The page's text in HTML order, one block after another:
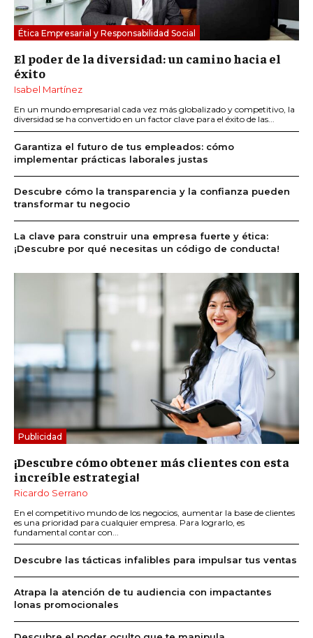
Ética Empresarial y Responsabilidad Social
El poder de la diversidad: un camino hacia el
éxito
Isabel Martínez
En un mundo empresarial cada vez más globalizado y competitivo, la
diversidad se ha convertido en un factor clave para el éxito de las...
Garantiza el futuro de tus empleados: cómo
implementar prácticas laborales justas
Descubre cómo la transparencia y la confianza pueden
transformar tu negocio
La clave para construir una empresa fuerte y ética:
¡Descubre por qué necesitas un código de conducta!
Publicidad
¡Descubre cómo obtener más clientes con esta
increíble estrategia!
Ricardo Serrano
En el competitivo mundo de los negocios, aumentar la base de clientes
es una prioridad para cualquier empresa. Para lograrlo, es
fundamental contar con...
Descubre las tácticas infalibles para impulsar tus ventas
Atrapa la atención de tu audiencia con impactantes
lonas promocionales